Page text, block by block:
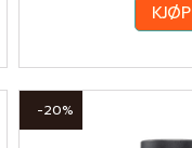
KJØP
-20%